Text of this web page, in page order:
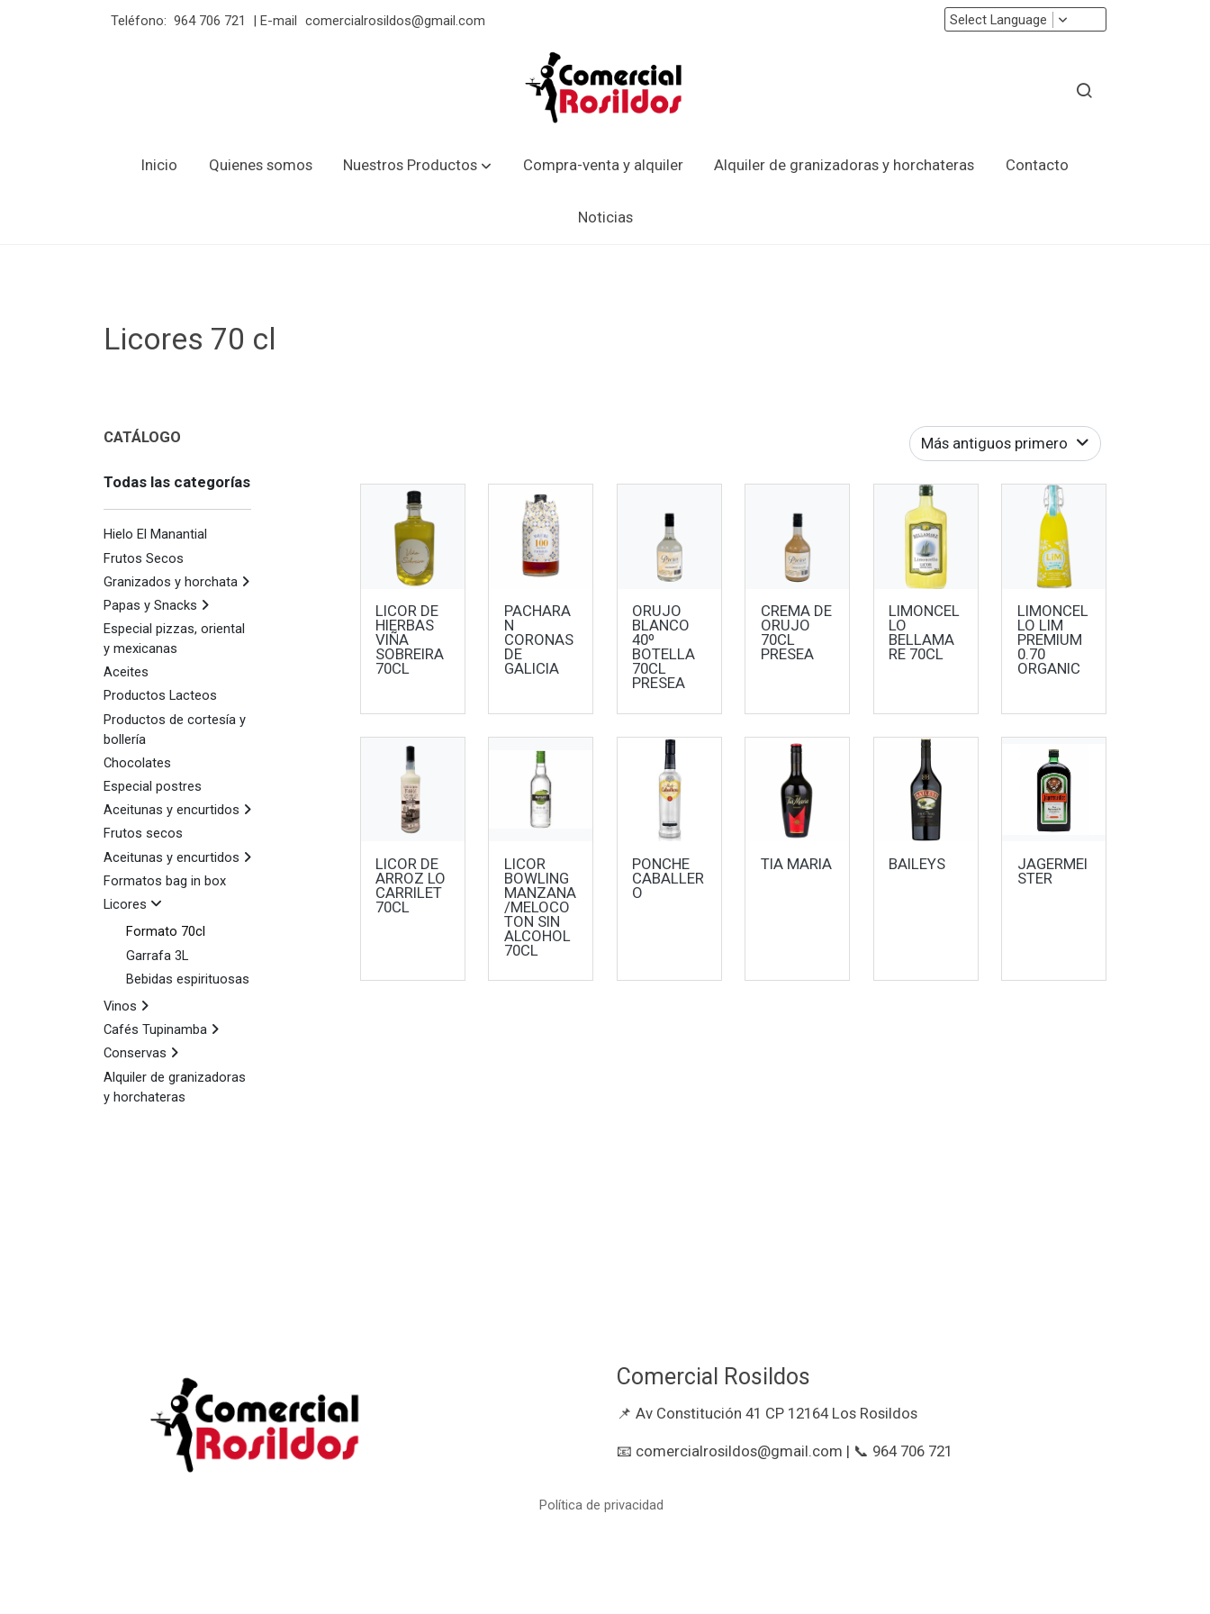
Teléfono: 964 706 721 | E-mail comercialrosildos@gmail.com Select Language
Inicio Quienes somos Nuestros Productos Compra-venta y alquiler Alquiler de granizadoras y horchateras Contacto
Noticias
Licores 70 cl
CATÁLOGO
Todas las categorías
Hielo El Manantial
Frutos Secos
Granizados y horchata
Papas y Snacks
Especial pizzas, oriental
y mexicanas
Aceites
Productos Lacteos
Productos de cortesía y
bollería
Chocolates
Especial postres
Aceitunas y encurtidos
Frutos secos
Aceitunas y encurtidos
Formatos bag in box
Licores
Formato 70cl
Garrafa 3L
Bebidas espirituosas
Vinos
Cafés Tupinamba
Conservas
Alquiler de granizadoras
y horchateras
Más antiguos primero
LICOR DE
HIERBAS
VIÑA
SOBREIRA
70CL
PACHARA
N
CORONAS
DE
GALICIA
ORUJO
BLANCO
40º
BOTELLA
70CL
PRESEA
CREMA DE
ORUJO
70CL
PRESEA
LIMONCEL
LO
BELLAMA
RE 70CL
LIMONCEL
LO LIM
PREMIUM
0.70
ORGANIC
LICOR DE
ARROZ LO
CARRILET
70CL
LICOR
BOWLING
MANZANA
/MELOCO
TON SIN
ALCOHOL
70CL
PONCHE
CABALLER
O
TIA MARIA BAILEYS
JAGERMEI
STER
Comercial Rosildos
📌 Av Constitución 41 CP 12164 Los Rosildos
📧 comercialrosildos@gmail.com | 📞 964 706 721
Política de privacidad